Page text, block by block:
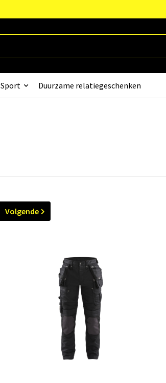
Sport Duurzame relatiegeschenken
Volgende